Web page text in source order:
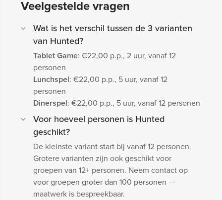
Veelgestelde vragen
Wat is het verschil tussen de 3 varianten
van Hunted?
Tablet Game: €22,00 p.p., 2 uur, vanaf 12
personen
Lunchspel: €22,00 p.p., 5 uur, vanaf 12
personen
Dinerspel: €22,00 p.p., 5 uur, vanaf 12 personen
Voor hoeveel personen is Hunted
geschikt?
De kleinste variant start bij vanaf 12 personen.
Grotere varianten zijn ook geschikt voor
groepen van 12+ personen. Neem contact op
voor groepen groter dan 100 personen —
maatwerk is bespreekbaar.